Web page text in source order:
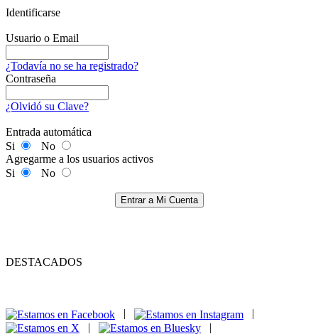
Identificarse
Usuario o Email
¿Todavía no se ha registrado?
Contraseña
¿Olvidó su Clave?
Entrada automática
Si
No
Agregarme a los usuarios activos
Si
No
Entrar a Mi Cuenta
DESTACADOS
|
|